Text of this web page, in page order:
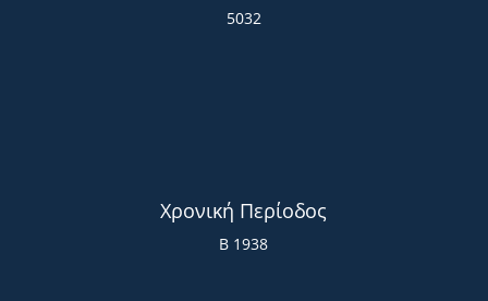
5032
Χρονική Περίοδος
Β 1938